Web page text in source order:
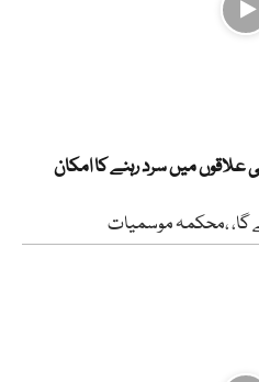
میں سرد رہنے کا امکان
گا، ،محکمہ موسمیات